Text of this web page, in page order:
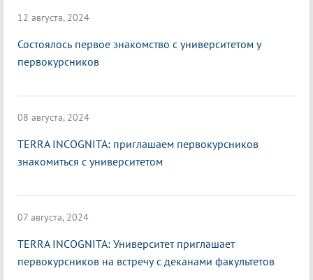
12 августа, 2024
Состоялось первое знакомство с университетом у
первокурсников
08 августа, 2024
TERRA INCOGNITA: приглашаем первокурсников
знакомиться с университетом
07 августа, 2024
TERRA INCOGNITA: Университет приглашает
первокурсников на встречу с деканами факультетов